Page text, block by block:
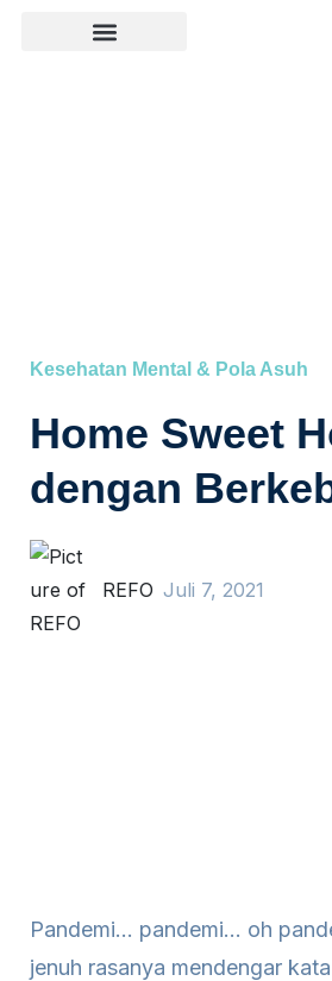
Kesehatan Mental & Pola Asuh
Home Sweet
dengan
REFO Juli 7, 2021
Pandemi… pandemi… oh
jenuh rasanya mendengar